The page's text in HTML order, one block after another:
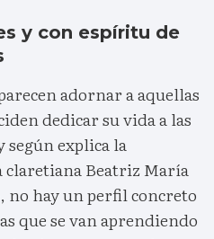
y con espíritu de
adornar a aquellas
dedicar su vida a las
según explica la
Beatriz María
hay un perfil concreto
que se van aprendiendo